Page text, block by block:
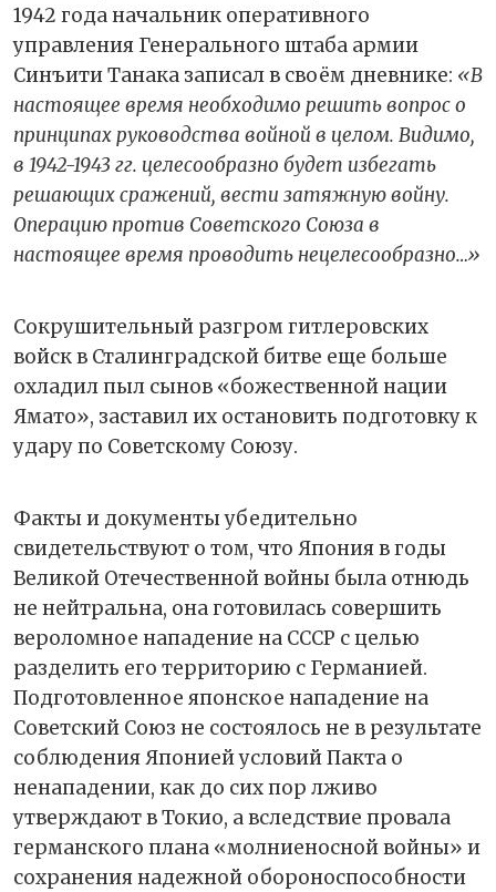
1942 года начальник оперативного
управления Генерального штаба армии
Синъити Танака записал в своём дневнике: «В
настоящее время необходимо решить вопрос о
принципах руководства войной в целом. Видимо,
в 1942-1943 гг. целесообразно будет избегать
решающих сражений, вести затяжную войну.
Операцию против Советского Союза в
настоящее время проводить нецелесообразно…»
Сокрушительный разгром гитлеровских
войск в Сталинградской битве еще больше
охладил пыл сынов «божественной нации
Ямато», заставил их остановить подготовку к
удару по Советскому Союзу.
Факты и документы убедительно
свидетельствуют о том, что Япония в годы
Великой Отечественной войны была отнюдь
не нейтральна, она готовилась совершить
вероломное нападение на СССР с целью
разделить его территорию с Германией.
Подготовленное японское нападение на
Советский Союз не состоялось не в результате
соблюдения Японией условий Пакта о
ненападении, как до сих пор лживо
утверждают в Токио, а вследствие провала
германского плана «молниеносной войны» и
сохранения надежной обороноспособности